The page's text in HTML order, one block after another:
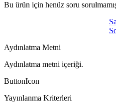
Bu ürün için henüz soru
Aydınlatma Metni
Aydınlatma metni içeriği.
ButtonIcon
Yayınlanma Kriterleri